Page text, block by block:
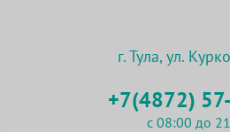
г. Тула, ул.
+7(4872)
с 08:00 до